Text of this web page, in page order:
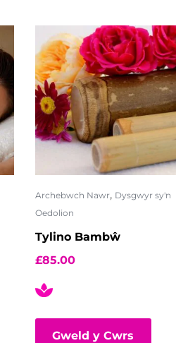
Archebwch Nawr, Dysgwyr sy'n
Oedolion
Tylino Bambŵ
£85.00
Gweld y Cwrs